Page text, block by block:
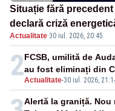
Situație fără
declară criză
Paks
Actualitate·30 iul. 2026, 20:45
2Actualitate-30 iul. 2026,
FCSB, umilită de
au fost eliminați din
Alertă la graniță.